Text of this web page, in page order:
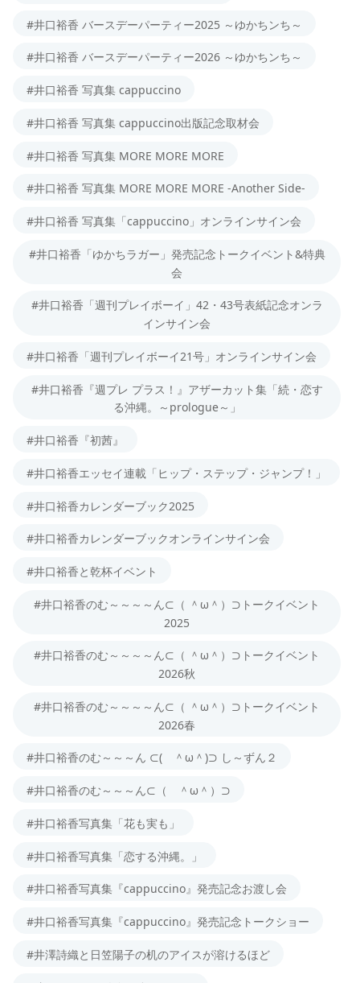
#井口裕香 バースデーパーティー2025 ～ゆかちンち～
#井口裕香 バースデーパーティー2026 ～ゆかちンち～
#井口裕香 写真集 cappuccino
#井口裕香 写真集 cappuccino出版記念取材会
#井口裕香 写真集 MORE MORE MORE
#井口裕香 写真集 MORE MORE MORE -Another Side-
#井口裕香 写真集「cappuccino」オンラインサイン会
#井口裕香「ゆかちラガー」発売記念トークイベント&特典
会
#井口裕香「週刊プレイボーイ」42・43号表紙記念オンラ
インサイン会
#井口裕香「週刊プレイボーイ21号」オンラインサイン会
#井口裕香『週プレ プラス！』アザーカット集「続・恋す
る沖縄。～prologue～」
#井口裕香『初茜』
#井口裕香エッセイ連載「ヒップ・ステップ・ジャンプ！」
#井口裕香カレンダーブック2025
#井口裕香カレンダーブックオンラインサイン会
#井口裕香と乾杯イベント
#井口裕香のむ～～～～ん⊂（ ＾ω＾）⊃トークイベント
2025
#井口裕香のむ～～～～ん⊂（ ＾ω＾）⊃トークイベント
2026秋
#井口裕香のむ～～～～ん⊂（ ＾ω＾）⊃トークイベント
2026春
#井口裕香のむ～～～ん ⊂( ＾ω＾)⊃ し～ずん２
#井口裕香のむ～～～ん⊂（ ＾ω＾）⊃
#井口裕香写真集「花も実も」
#井口裕香写真集「恋する沖縄。」
#井口裕香写真集『cappuccino』発売記念お渡し会
#井口裕香写真集『cappuccino』発売記念トークショー
#井澤詩織と日笠陽子の机のアイスが溶けるほど